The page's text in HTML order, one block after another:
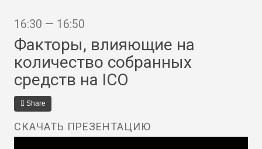
16:30 — 16:50
Факторы, влияющие на
количество собранных
средств на ICO
Share
СКАЧАТЬ ПРЕЗЕНТАЦИЮ